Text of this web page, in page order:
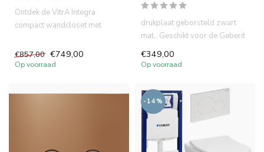
Ontdek de VitrA Integra
compact wandcloset met
Geb...
€857,00 €749,00
Op voorraad
drukplaat geborsteld zwart
mat.. Geschikt voor de Geberit
UP 320 inbouwreservoi...
€349,00
Op voorraad
-14%